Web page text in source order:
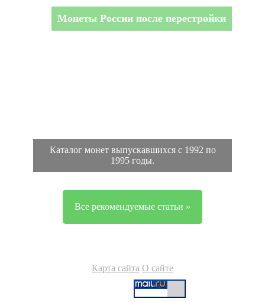
Монеты России после перестройки
Каталог монет выпускавшихся с 1992 по
1995 годы.
Все рекомендуемые статьи »
Карта сайта О сайте